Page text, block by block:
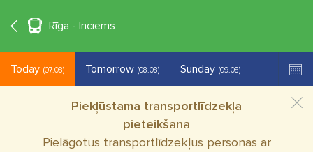
Today (07.08) Tomorrow (08.08) Sunday (09.08)
Piekļūstama transportlīdzekļa
pieteikšana
Pielāgotus transportlīdzekļus personas ar
Rīga - Inciems